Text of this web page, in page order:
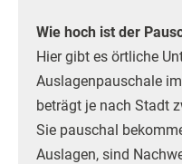
Wie hoch ist der
Hier gibt es örtliche
Auslagenpauschale
beträgt je nach Stadt
Sie pauschal
Auslagen, sind